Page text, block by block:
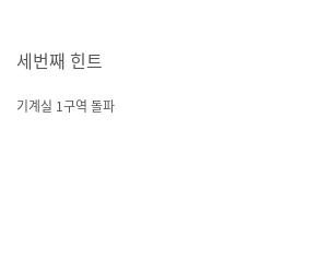
세번째 힌트
기계실 1구역 돌파